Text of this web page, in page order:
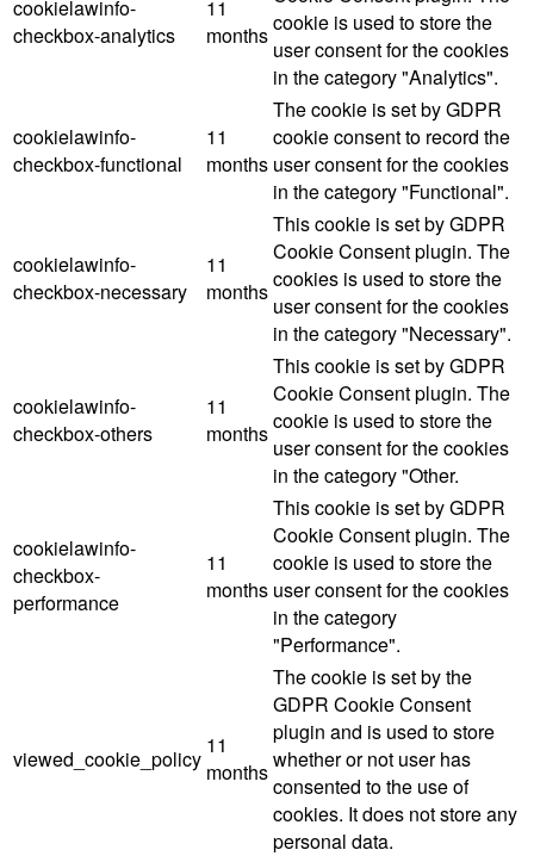
cookielawinfo-
checkbox-analytics
11
monthscookie is used to store the
user consent for the cookies
in the category "Analytics".
cookielawinfo-
checkbox-functional
11
months
The cookie is set by GDPR
cookie consent to record the
user consent for the cookies
in the category "Functional".
cookielawinfo-
checkbox-necessary
11
months
This cookie is set by GDPR
Cookie Consent plugin. The
cookies is used to store the
user consent for the cookies
in the category "Necessary".
cookielawinfo-
checkbox-others
11
months
This cookie is set by GDPR
Cookie Consent plugin. The
cookie is used to store the
user consent for the cookies
in the category "Other.
cookielawinfo-
checkbox-
performance
11
months
This cookie is set by GDPR
Cookie Consent plugin. The
cookie is used to store the
user consent for the cookies
in the category
"Performance".
viewed_cookie_policy
11
months
The cookie is set by the
GDPR Cookie Consent
plugin and is used to store
whether or not user has
consented to the use of
cookies. It does not store any
personal data.